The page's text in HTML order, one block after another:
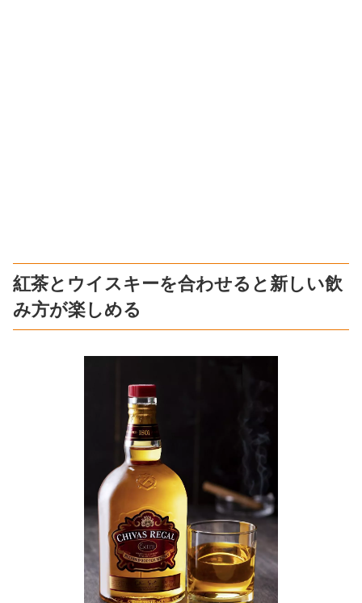
紅茶とウイスキーを合わせると新しい飲
み方が楽しめる